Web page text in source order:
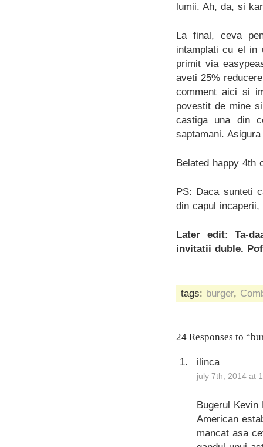
lumii. Ah, da, si
La final, ceva
intamplati cu el in
primit via
aveti 25%
comment aici si
povestit de mine
castiga una din
saptamani.
Belated happy 4th
PS: Daca sunteti
din capul
Later edit: Ta-
invitatii duble.
tags: burger,
24 Responses to
ilinca
july 7th, 2014 at
Bugerul
American
mancat asa